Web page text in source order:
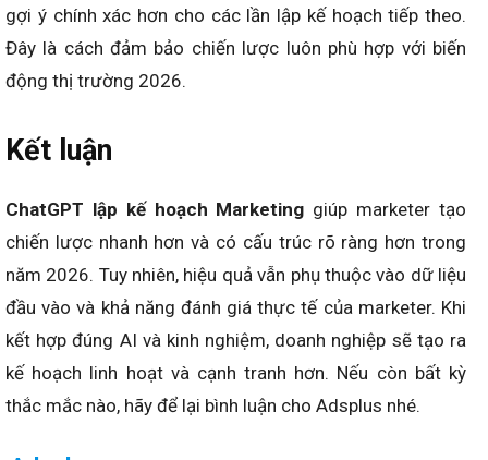
tạo giúp chiến dịch độc đáo và hiệu quả hơn.
Tối ưu liên tục dựa trên dữ liệu thực
Kế hoạch marketing tạo bởi ChatGPT cần được điều
theo dõi KPI, chi phí và hành vi khách hàng để tối ưu từng
giai đoạn. Việc phản hồi dữ liệu liên tục giúp AI đưa ra
gợi ý chính xác hơn cho các lần lập kế hoạch tiếp theo.
Đây là cách đảm bảo chiến lược luôn phù hợp với biến
động thị trường 2026.
Kết luận